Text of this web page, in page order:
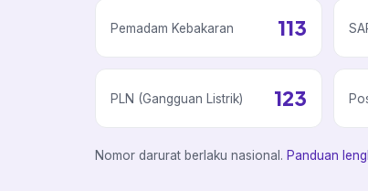
Pemadam Kebakaran 113
PLN (Gangguan Listrik) 123
Nomor darurat berlaku nasional. Panduan